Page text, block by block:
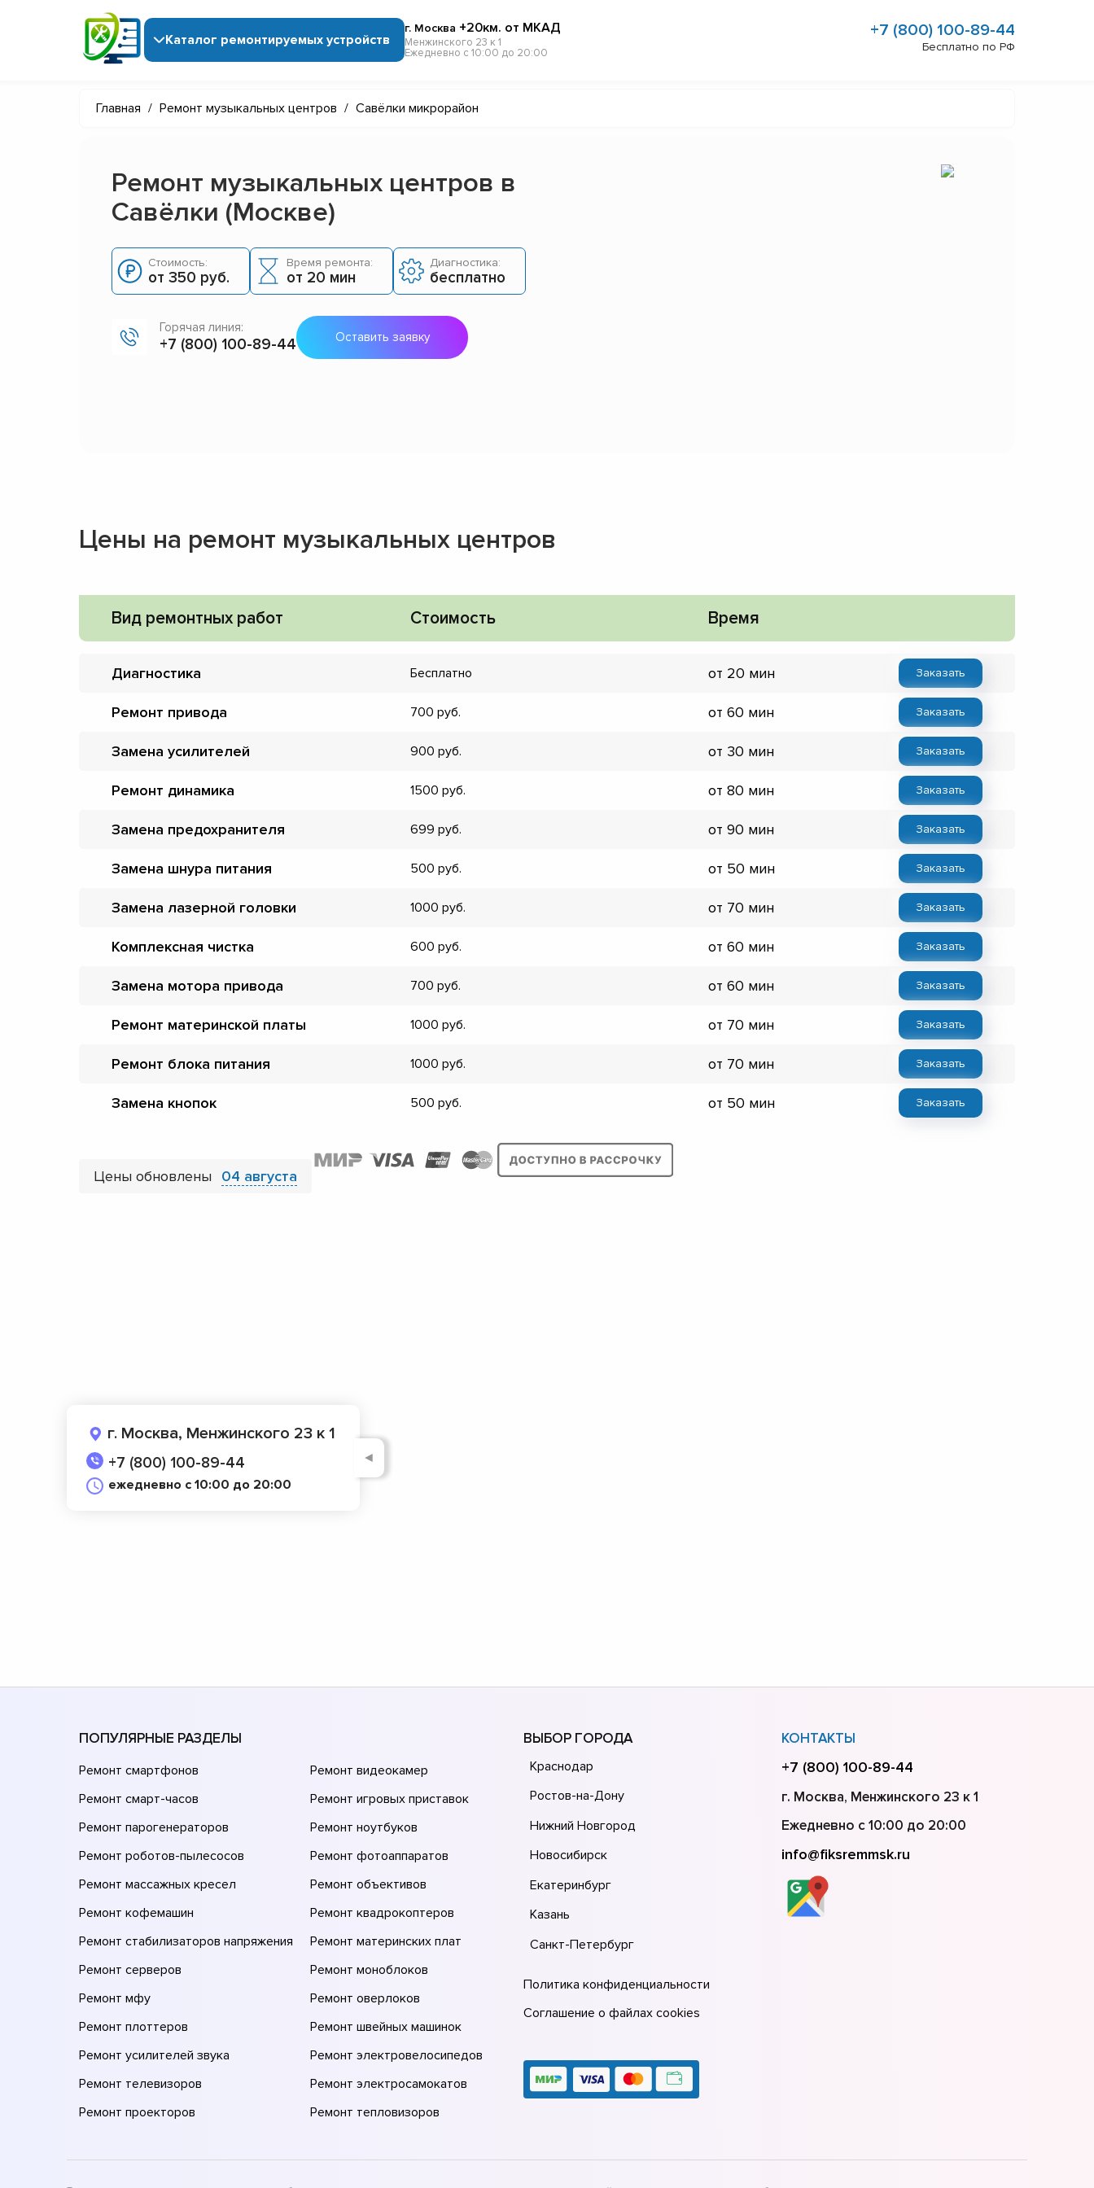
Каталог ремонтируемых устройств
г. Москва +20км. от МКАД
Менжинского 23 к 1
Ежедневно с 10:00 до 20:00
+7 (800) 100-89-44
Бесплатно по РФ
Главная / Ремонт музыкальных центров / Савёлки микрорайон
Ремонт музыкальных центров в
Савёлки (Москве)
Стоимость:
от 350 руб.
Время ремонта:
от 20 мин
Диагностика:
бесплатно
Горячая линия:
+7 (800) 100-89-44 Оставить заявку
Цены на ремонт музыкальных центров
Вид ремонтных работ Стоимость Время
Диагностика Бесплатно от 20 мин Заказать
Ремонт привода 700 от 60 мин Заказать
Замена усилителей 900 от 30 мин Заказать
Ремонт динамика 1500 от 80 мин Заказать
Замена предохранителя 699 от 90 мин Заказать
Замена шнура питания 500 от 50 мин Заказать
Замена лазерной головки 1000 от 70 мин Заказать
Комплексная чистка 600 от 60 мин Заказать
Замена мотора привода 700 от 60 мин Заказать
Ремонт материнской платы 1000 от 70 мин Заказать
Ремонт блока питания 1000 от 70 мин Заказать
Замена кнопок 500 от 50 мин Заказать
Цены обновлены 04 августа
г. Москва, Менжинского 23 к 1
+7 (800) 100-89-44
ежедневно с 10:00 до 20:00
◄
ПОПУЛЯРНЫЕ РАЗДЕЛЫ
Ремонт смартфонов
Ремонт смарт-часов
Ремонт парогенераторов
Ремонт роботов-пылесосов
Ремонт массажных кресел
Ремонт кофемашин
Ремонт стабилизаторов напряжения
Ремонт серверов
Ремонт мфу
Ремонт плоттеров
Ремонт усилителей звука
Ремонт телевизоров
Ремонт проекторов
Ремонт видеокамер
Ремонт игровых приставок
Ремонт ноутбуков
Ремонт фотоаппаратов
Ремонт объективов
Ремонт квадрокоптеров
Ремонт материнских плат
Ремонт моноблоков
Ремонт оверлоков
Ремонт швейных машинок
Ремонт электровелосипедов
Ремонт электросамокатов
Ремонт тепловизоров
ВЫБОР ГОРОДА
Краснодар
Ростов-на-Дону
Нижний Новгород
Новосибирск
Екатеринбург
Казань
Санкт-Петербург
Политика конфиденциальности
Соглашение о файлах cookies
КОНТАКТЫ
+7 (800) 100-89-44
г. Москва, Менжинского 23 к 1
Ежедневно с 10:00 до 20:00
info@fiksremmsk.ru
▼
▼